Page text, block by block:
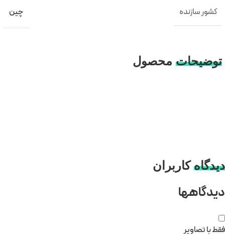
کشور سازنده چین
توضیحات محصول
دیدگاهکاربران
دیدگاهها
فقط با تصاویر